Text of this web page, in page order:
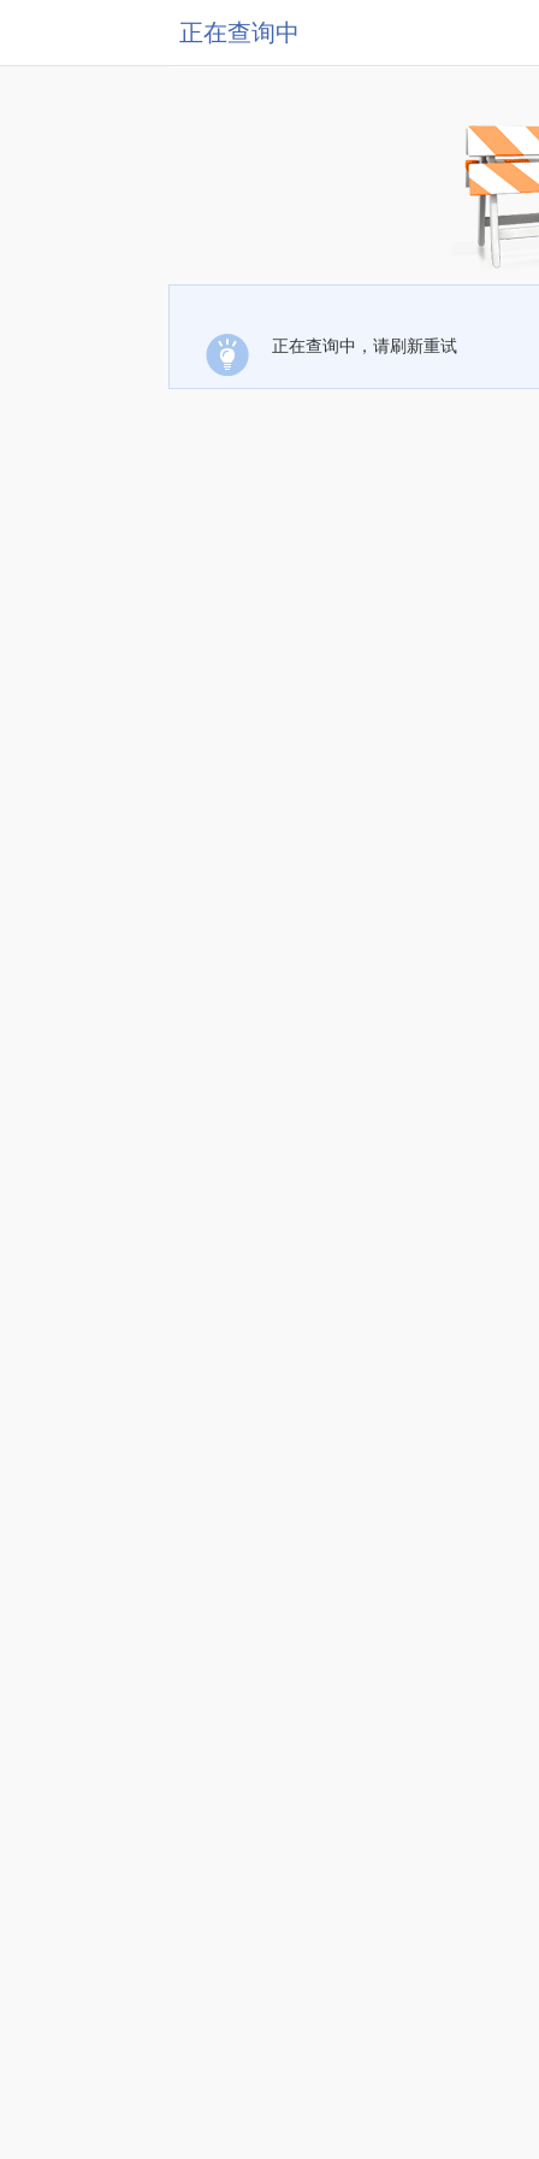
正在查询中
正在查询中，请刷新重试